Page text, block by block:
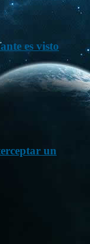
es visto
un